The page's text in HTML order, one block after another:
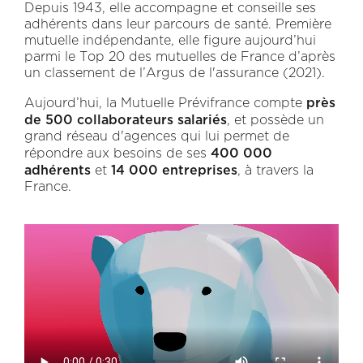
Depuis 1943, elle accompagne et conseille ses
adhérents dans leur parcours de santé. Première
mutuelle indépendante, elle figure aujourd’hui
parmi le Top 20 des mutuelles de France d’après
un classement de l’Argus de l'assurance (2021).
Aujourd’hui, la Mutuelle Prévifrance compte près
de 500 collaborateurs salariés, et possède un
grand réseau d'agences qui lui permet de
répondre aux besoins de ses 400 000
adhérents et 14 000 entreprises, à travers la
France.